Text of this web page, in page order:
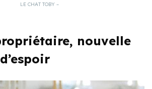
LE CHAT TOBY –
nouvelle